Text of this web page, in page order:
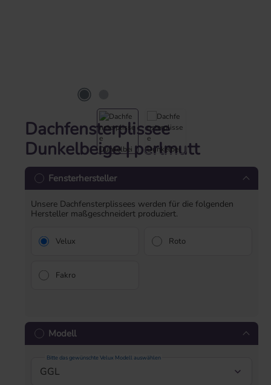
Dachfensterplissee
Dunkelbeige | perlmutt
Fensterhersteller
Unsere Dachfensterplissees werden für die folgenden
Hersteller maßgeschneidert produziert.
Velux Roto
Fakro
Modell
Bitte das gewünschte Velux Modell auswählen